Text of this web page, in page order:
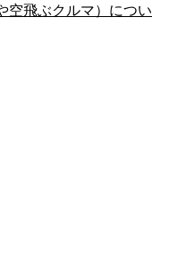
空飛ぶクルマ）につい